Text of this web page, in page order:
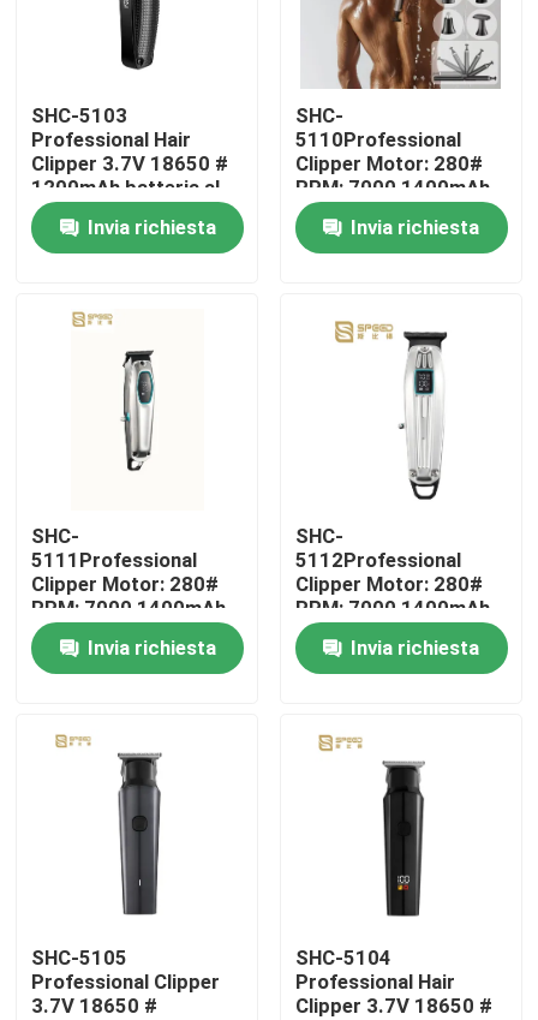
Casa
Mostra VR
Chi siamo
Fatory Tour
Richiedere un preventivo
Tagliacapelli ricaricabile
SHC-5103
Professional Hair
Clipper 3.7V 18650 #
1200mAh batteria al
litio 3CR13 Ferro
inossidabileInvia richiesta
SHC-
5110Professional
Clipper Motor: 280#
RPM: 7000 1400mAh
batteria al litio
Invia richiesta
SHC-
5111Professional
Clipper Motor: 280#
RPM: 7000 1400mAh
batteria al litio
Invia richiesta
SHC-
5112Professional
Clipper Motor: 280#
RPM: 7000 1400mAh
batteria al litio
Invia richiesta
SHC-5105
Professional Clipper
3.7V 18650 #
SHC-5104
Professional Hair
Clipper 3.7V 18650 #